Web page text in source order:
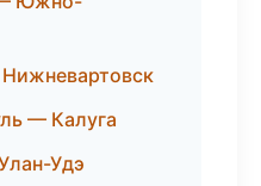
— Калуга
Удэ